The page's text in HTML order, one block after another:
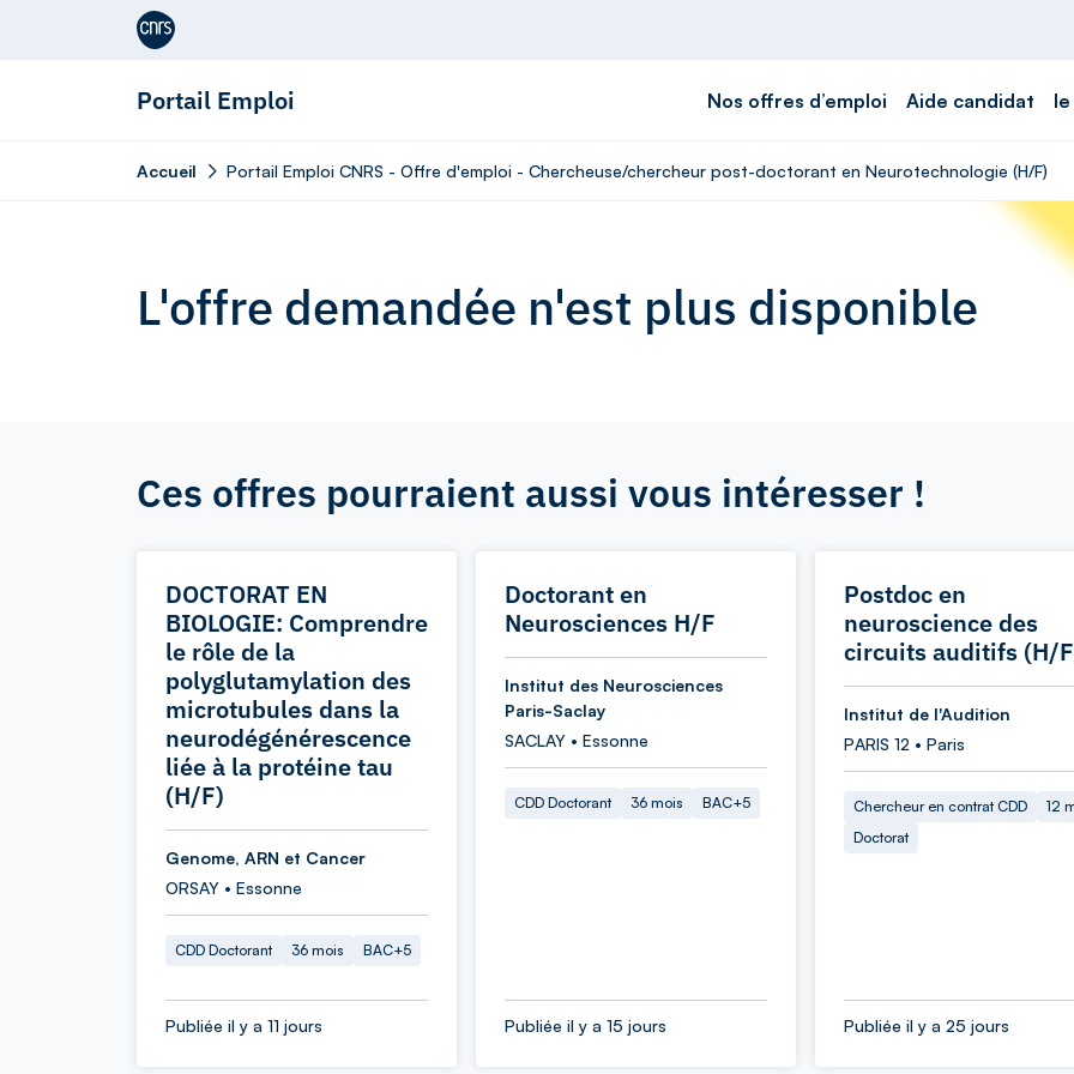
Aller au contenu
Portail Emploi Nos offres d’emploi Aide candidat
Accueil Portail Emploi CNRS - Offre d'emploi - Chercheuse/chercheur post-doctorant en Neurotechnologie (H/F)
L'offre demandée n'est plus disponible
Ces offres pourraient aussi vous intéresser !
DOCTORAT EN
BIOLOGIE: Comprendre
le rôle de la
polyglutamylation des
microtubules dans la
neurodégénérescence
liée à la protéine tau
(H/F)
Genome, ARN et Cancer
ORSAY • Essonne
CDD Doctorant 36 mois BAC+5
Publiée il y a 11 jours
Doctorant en
Neurosciences H/F
Institut des Neurosciences
Paris-Saclay
SACLAY • Essonne
CDD Doctorant 36 mois BAC+5
Publiée il y a 15 jours
Postdoc en
neuroscience des
circuits auditifs (H/
Institut de l'Audition
PARIS 12 • Paris
Chercheur en contrat CDD
12
Doctorat
Publiée il y a 25 jours